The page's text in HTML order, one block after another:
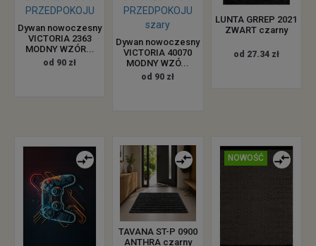
Dywan nowoczesny
VICTORIA 2363
MODNY WZÓR...
od 90 zł
Dywan nowoczesny
VICTORIA 40070
MODNY WZÓ...
od 90 zł
LUNTA GRREP 2021
ZWART czarny
od 27.34 zł
TAVANA ST-P 0900
ANTHRA czarny
NOWOŚĆ